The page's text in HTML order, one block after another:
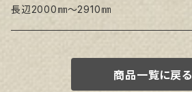
生キャンバス
長辺2000㎜～2910㎜
商品一覧に戻る